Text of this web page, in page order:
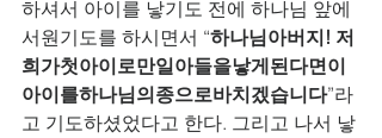
하셔서 아이를 낳기도 전에 하나님 앞에
서원기도를 하시면서 “하나님아버지! 저
희가첫아이로만일아들을낳게된다면이
아이를하나님의종으로바치겠습니다”라
고 기도하셨었다고 한다. 그리고 나서 낳